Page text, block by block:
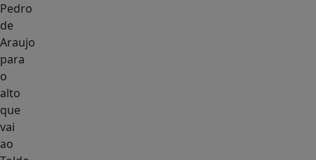
Pedro
de
Araujo
para
o
alto
que
vai
ao